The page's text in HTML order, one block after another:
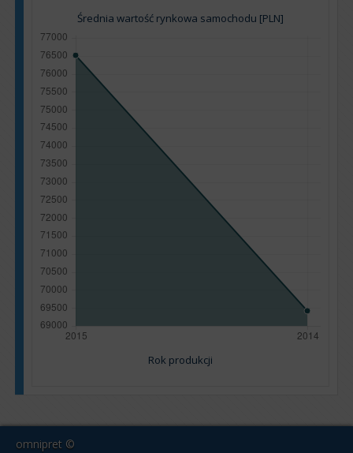
Średnia wartość rynkowa samochodu [PLN]
Rok produkcji
omnipret ©